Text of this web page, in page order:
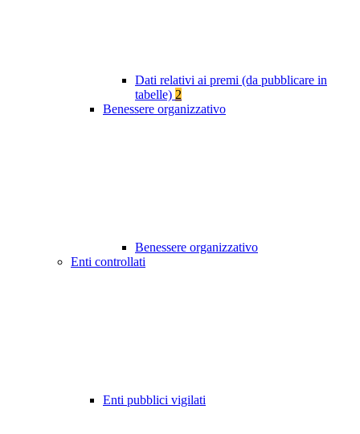
Dati relativi ai premi (da pubblicare in
tabelle) 2
Benessere organizzativo
Benessere organizzativo
Enti controllati
Enti pubblici vigilati